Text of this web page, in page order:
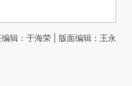
辑：于海荣 | 版面编辑：王永